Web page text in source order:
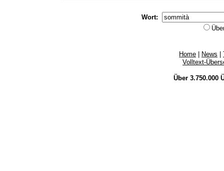
Wort:
Home News
Volltext-
Über 3.750.000